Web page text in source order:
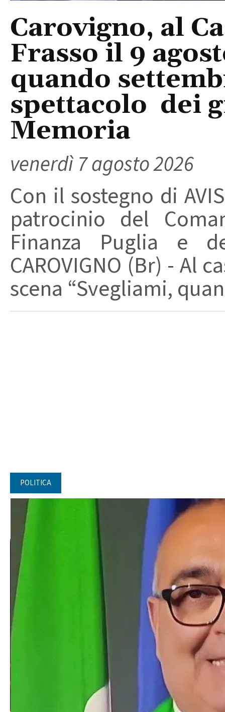
Carovigno, al
Frasso il 9
quando
spettacolo dei
Memoria
venerdì 7 agosto 2026
Con il sostegno di
patrocinio del
Finanza Puglia e
CAROVIGNO (Br) - Al
scena “Svegliami,
POLITICA